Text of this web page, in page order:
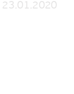
23.01.2020